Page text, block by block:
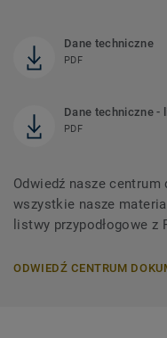
Dane techniczne
PDF
Dane techniczne -
PDF
Odwiedź nasze
wszystkie nasze
listwy przypodłogowe z
ODWIEDŹ CENTRUM